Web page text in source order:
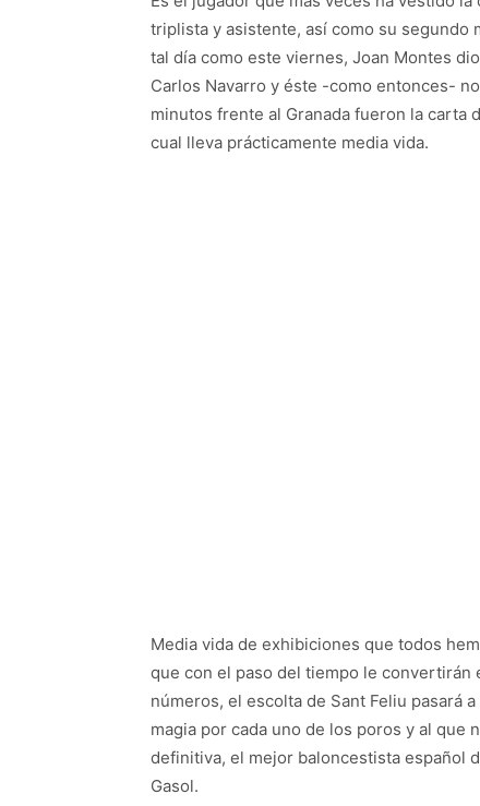
triplista y asistente, así como su segundo
tal día como este viernes, Joan Montes
Carlos Navarro y éste -como entonces-
minutos frente al Granada fueron la carta
cual lleva prácticamente media vida.
Media vida de exhibiciones que todos
que con el paso del tiempo le convertirán
números, el escolta de Sant Feliu pasará
magia por cada uno de los poros y al que
definitiva, el mejor baloncestista español
Gasol.